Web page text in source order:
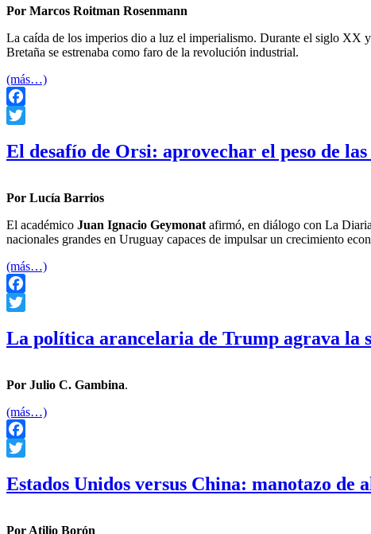
Por Marcos Roitman Rosenmann
La caída de los imperios dio a luz el imperialismo. Durante el siglo XX
Bretaña se estrenaba como faro de la revolución industrial.
(más…)
Facebook
El desafío de Orsi: aprovechar el peso de
Por Lucía Barrios
El académico Juan Ignacio Geymonat afirmó, en diálogo con La
nacionales grandes en Uruguay capaces de impulsar un crecimiento
(más…)
Facebook
La política arancelaria de Trump agrava la
Por Julio C. Gambina.
(más…)
Facebook
Estados Unidos versus China: manotazo de
Por Atilio Borón